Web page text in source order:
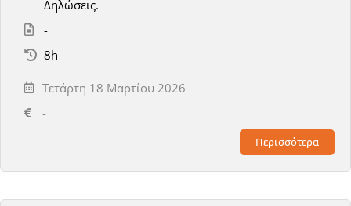
Δηλώσεις.
-
8h
Τετάρτη 18 Μαρτίου 2026
-
Περισσότερα